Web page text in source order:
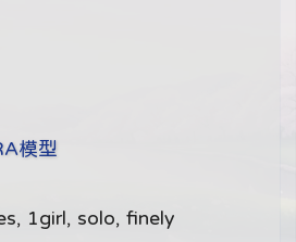
模型
1girl, solo, finely